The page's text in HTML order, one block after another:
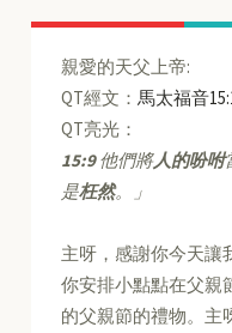
親愛的天父上帝:
QT經文： 馬太福音
QT亮光：
15:9他們將人的吩咐
是枉然。」
主呀，感謝你今天讓
你安排小點點在父親
的父親節的禮物。主